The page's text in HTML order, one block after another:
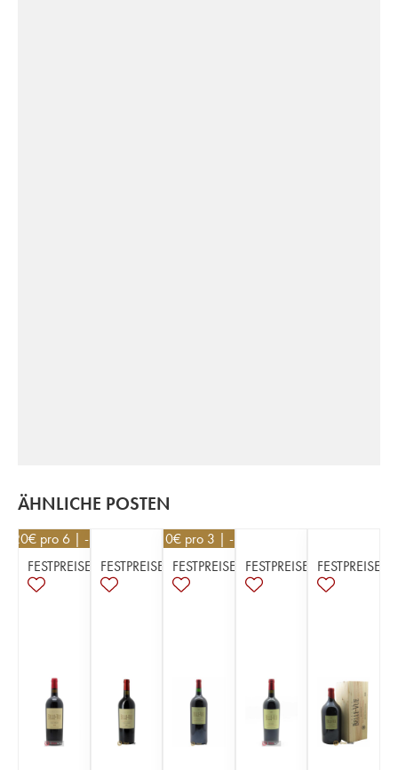
ÄHNLICHE POSTEN
€ pro 6 | -10%
FESTPREISE
FESTPREISE
26,10€ pro 3 | -10%
FESTPREISE
FESTPREISE FESTPREISE